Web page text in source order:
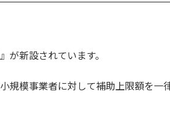
が新設されています。
模事業者に対して補助上限額を一